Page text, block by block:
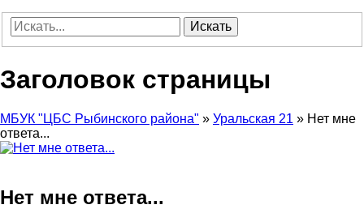
Искать
Заголовок страницы
МБУК "ЦБС Рыбинского района" » Уральская 21 » Нет мне
ответа...
Нет мне ответа...